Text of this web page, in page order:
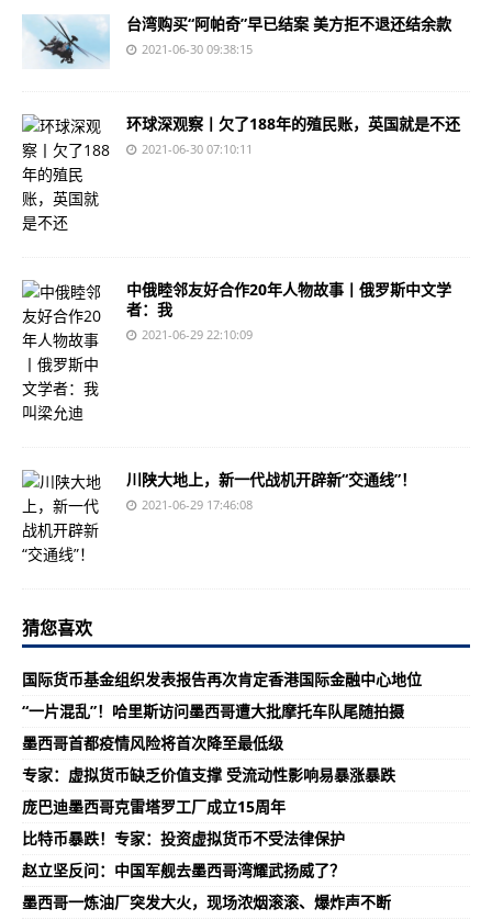
台湾购买“阿帕奇”早已结案 美方拒不退还结余款
2021-06-30 09:38:15
环球深观察丨欠了188年的殖民账，英国就是不还
2021-06-30 07:10:11
中俄睦邻友好合作20年人物故事丨俄罗斯中文学
者：我
2021-06-29 22:10:09
川陕大地上，新一代战机开辟新“交通线”！
2021-06-29 17:46:08
猜您喜欢
国际货币基金组织发表报告再次肯定香港国际金融中心地位
“一片混乱”！哈里斯访问墨西哥遭大批摩托车队尾随拍摄
墨西哥首都疫情风险将首次降至最低级
专家：虚拟货币缺乏价值支撑 受流动性影响易暴涨暴跌
庞巴迪墨西哥克雷塔罗工厂成立15周年
比特币暴跌！专家：投资虚拟货币不受法律保护
赵立坚反问：中国军舰去墨西哥湾耀武扬威了？
墨西哥一炼油厂突发大火，现场浓烟滚滚、爆炸声不断